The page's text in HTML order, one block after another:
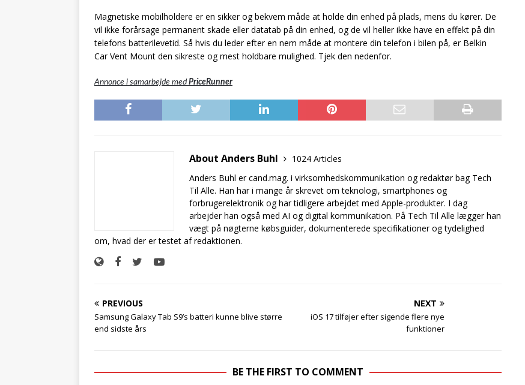
Magnetiske mobilholdere er en sikker og bekvem måde at holde din enhed på plads, mens du kører. De
vil ikke forårsage permanent skade eller datatab på din enhed, og de vil heller ikke have en effekt på din
telefons batterilevetid. Så hvis du leder efter en nem måde at montere din telefon i bilen på, er Belkin
Car Vent Mount den sikreste og mest holdbare mulighed. Tjek den nedenfor.
Annonce i samarbejde med PriceRunner
About Anders Buhl
1024 Articles
Anders Buhl er cand.mag. i virksomhedskommunikation og redaktør bag Tech
Til Alle. Han har i mange år skrevet om teknologi, smartphones og
forbrugerelektronik og har tidligere arbejdet med Apple-produkter. I dag
arbejder han også med AI og digital kommunikation. På Tech Til Alle lægger han
vægt på nøgterne købsguider, dokumenterede specifikationer og tydelighed
om, hvad der er testet af redaktionen.
PREVIOUS
Samsung Galaxy Tab S9’s batteri kunne blive større
end sidste års
NEXT
iOS 17 tilføjer efter sigende flere nye
funktioner
BE THE FIRST TO COMMENT